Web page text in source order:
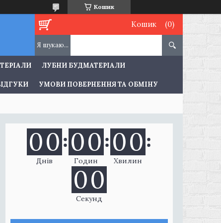
Кошик
Кошик
ЛУБНИ БУДМАТЕРІАЛИ
УМОВИ ПОВЕРНЕННЯ ТА ОБМІНУ
00
Днів
00
Годин
00
Хвилин
00
Секунд